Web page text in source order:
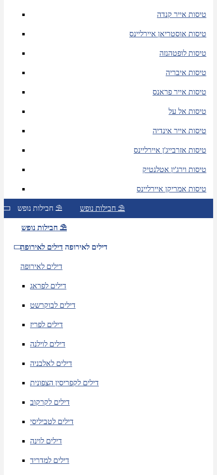
טיסות אייר קנדה
טיסות אוסטריאן איירליינס
טיסות לופטהנזה
טיסות איבריה
טיסות אייר פראנס
טיסות אל על
טיסות אייר אינדיה
טיסות אזרבייג'ן איירליינס
טיסות וירג'ין אטלנטיק
טיסות אמריקן איירליינס
חבילות נופש ⛱ חבילות נופש ⛱
חבילות נופש ⛱
דילים לאירופה דילים לאירופה
דילים לאירופה
דילים לפראג
דילים לבוקרשט
דילים לפריז
דילים לוילנה
דילים לאלבניה
דילים לקפריסין הצפונית
דילים לקרקוב
דילים לטביליסי
דילים לוינה
דילים למדריד